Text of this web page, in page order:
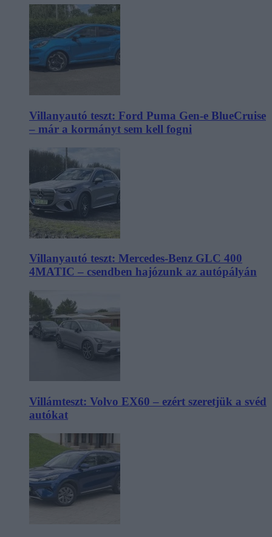
Villanyautó teszt: Ford Puma Gen-e BlueCruise
– már a kormányt sem kell fogni
Villanyautó teszt: Mercedes-Benz GLC 400
4MATIC – csendben hajózunk az autópályán
Villámteszt: Volvo EX60 – ezért szeretjük a svéd
autókat